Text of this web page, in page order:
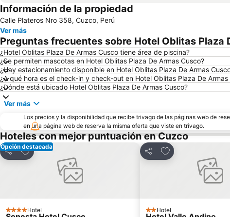
Información de la propiedad
Calle Plateros Nro 358, Cuzco, Perú
Ver más
Preguntas frecuentes sobre Hotel Oblitas Plaza
¿Hotel Oblitas Plaza De Armas Cusco tiene área de piscina?
¿Se permiten mascotas en Hotel Oblitas Plaza De Armas Cusco?
¿Hay estacionamiento disponible en Hotel Oblitas Plaza De Armas
¿A qué hora es el check-in y check-out en Hotel Oblitas Plaza De Armas
¿Dónde está ubicado Hotel Oblitas Plaza De Armas Cusco?
Ver más
Los precios y la disponibilidad que recibe trivago de las páginas web de
en una página web de reserva la misma oferta que viste en trivago.
Hoteles con mejor puntuación en Cuzco
Opción destacada
Compartir
Agregar a favoritos
4 Estrellas
Hotel
Compartir
Agregar a favoritos
2 Estrellas
Hotel